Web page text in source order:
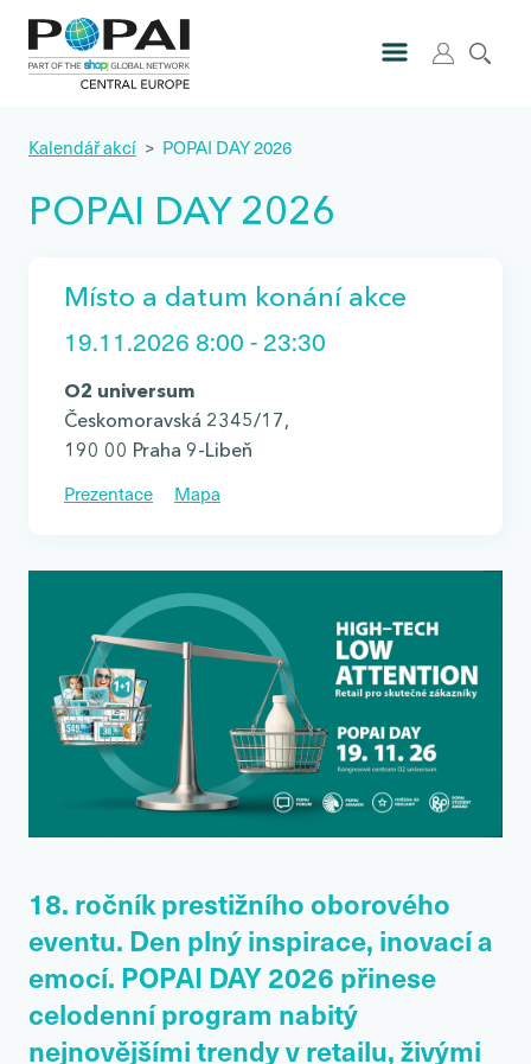
Kalendář akcí > POPAI DAY 2026
POPAI DAY 2026
Místo a datum konání akce
19.11.2026 8:00 - 23:30
O2 universum
Českomoravská 2345/17,
190 00 Praha 9-Libeň
Prezentace Mapa
18. ročník prestižního oborového
eventu. Den plný inspirace, inovací a
emocí. POPAI DAY 2026 přinese
celodenní program nabitý
nejnovějšími trendy v retailu, živými